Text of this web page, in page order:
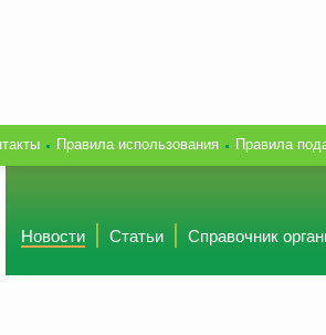
Правила использования Правила
Новости Статьи Справочник